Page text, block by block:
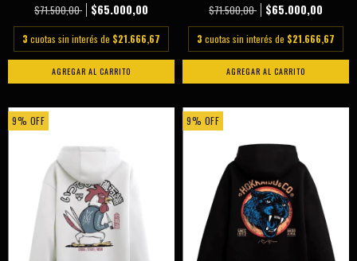
$71.500,00
$65.000,00
3 cuotas sin interés de $21.666,67
AGREGAR AL CARRITO
$71.500,00
$65.000,00
3 cuotas sin interés de $21.666,67
AGREGAR AL CARRITO
9% OFF 9% OFF